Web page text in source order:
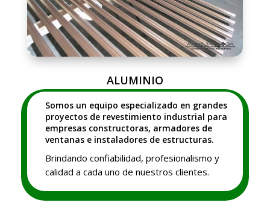
ALUMINIO
Somos un equipo especializado en grandes
proyectos de revestimiento industrial para
empresas constructoras, armadores de
ventanas e instaladores de estructuras.
Brindando confiabilidad, profesionalismo y
calidad a cada uno de nuestros clientes.